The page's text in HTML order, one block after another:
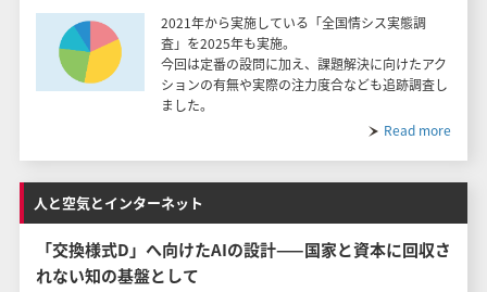
2021年から実施している「全国情シス実態調
査」を2025年も実施。
今回は定番の設問に加え、課題解決に向けたアク
ションの有無や実際の注力度合なども追跡調査し
ました。
Read more
人と空気とインターネット
「交換様式D」へ向けたAIの設計——国家と資本に回収さ
れない知の基盤として